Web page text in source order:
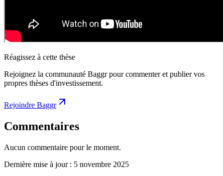
Réagissez à cette thèse
Rejoignez la communauté Baggr pour commenter et publier vos
propres thèses d'investissement.
Rejoindre Baggr
Commentaires
Aucun commentaire pour le moment.
Dernière mise à jour : 5 novembre 2025